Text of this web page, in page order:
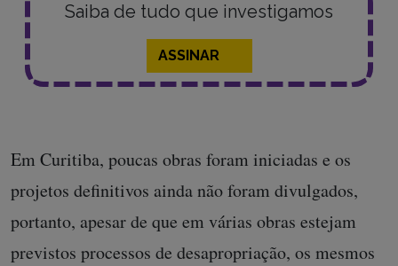
Saiba de tudo que investigamos
ASSINAR
Em Curitiba, poucas obras foram iniciadas e os
projetos definitivos ainda não foram divulgados,
portanto, apesar de que em várias obras estejam
previstos processos de desapropriação, os mesmos